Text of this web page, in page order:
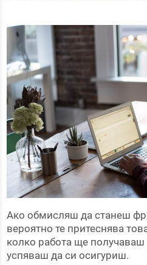
Ако обмисляш да станеш
вероятно те притеснява
колко работа ще
успяваш да си осигуриш.